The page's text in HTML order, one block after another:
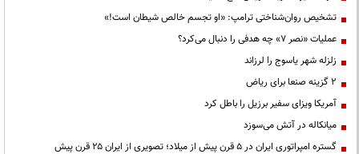
تشخیص روان‌شناختی ترامپ: «او تجسم خالص شیطان است!»
عملیات «نصر ۷» چه هدفی را دنبال می‌کرد؟
زلزله شهر یاسوج را لرزاند
۲ گزینه صنعا برای ریاض
آمریکا ویزای سفیر برزیل را باطل کرد
میانکاله در آتش می‌سوزد
گستره امپراتوری ایران در ۵ قرن پیش از میلاد؛ تصویری از ایران ۲۵ قرن پیش